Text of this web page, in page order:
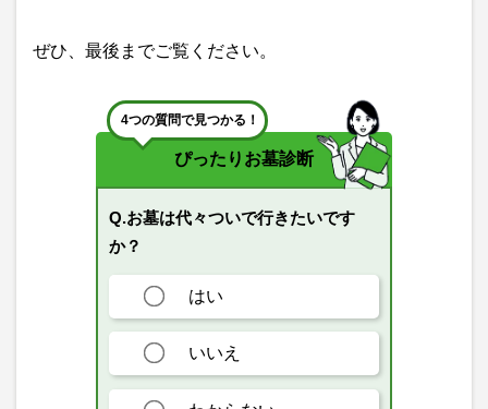
ぜひ、最後までご覧ください。
4つの質問で見つかる！
ぴったりお墓診断
Q.お墓は代々ついで行きたいです
か？
はい
いいえ